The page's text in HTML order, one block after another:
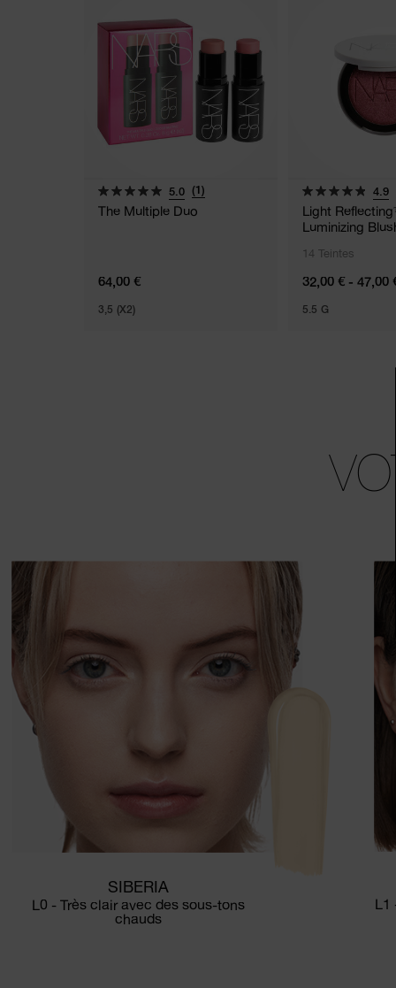
5.0 (1)
The Multiple Duo
64,00 €
3,5 (X2)
4.9
Light
Luminizing
14 Teintes
32,00 € - 47,00
5.5 G
SIBERIA
L0 - Très clair avec des sous-tons
chauds
L1